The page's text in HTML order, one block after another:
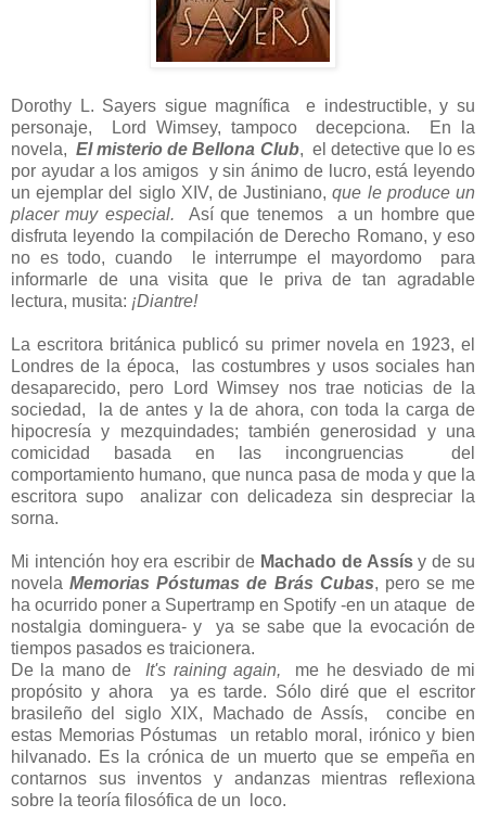
Dorothy L. Sayers sigue magnífica e indestructible, y su
personaje,
Lord Wimsey, tampoco decepciona. En la
novela,El misterio de Bellona Club, el detective que lo es
por ayudar a los amigos y sin ánimo de lucro, está leyendo
un ejemplar del siglo XIV, de Justiniano, que le produce un
placer muy especial. Así que tenemos a un hombre que
disfruta leyendo la compilación de Derecho Romano, y eso
no es todo, cuando le interrumpe el mayordomo para
informarle de una visita que le priva de tan agradable
lectura, musita: ¡Diantre!
La escritora británica publicó su primer novela en 1923, el
Londres de la época, las costumbres y usos sociales han
desaparecido, pero Lord Wimsey nos trae noticias de la
sociedad, la de antes y la de ahora, con toda la carga de
hipocresía y mezquindades; también generosidad y una
comicidad basada en las incongruencias del
comportamiento humano, que nunca pasa de moda y que la
escritora supo analizar con delicadeza sin despreciar la
sorna.
Mi intención hoy era escribir de Machado de Assísy de su
novelaMemorias Póstumas de Brás Cubas, pero se me
ha ocurrido poner a Supertramp en Spotify -en un ataque de
nostalgia dominguera- y ya se sabe que la evocación de
tiempos pasados es traicionera.
De la mano de It's raining again, me he desviado de mi
propósito y ahora ya es tarde. Sólo diré que el escritor
brasileño del siglo XIX, Machado de Assís, concibe en
estas Memorias Póstumas un retablo moral, irónico y bien
hilvanado. Es la crónica de un muerto que se empeña en
contarnos sus inventos y andanzas mientras reflexiona
sobre la teoría filosófica de un loco.